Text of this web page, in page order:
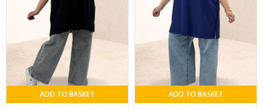
ADD TO BASKET ADD TO BASKET